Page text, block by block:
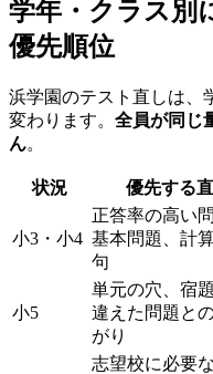
学年・クラス別
優先順位
浜学園のテスト直しは、
変わります。 全員が同じ
ん。
状況 優先する
小3・小4
正答率の高い問
基本問題、計
句
小5
単元の穴、宿
違えた問題と
がり
志望校に必要